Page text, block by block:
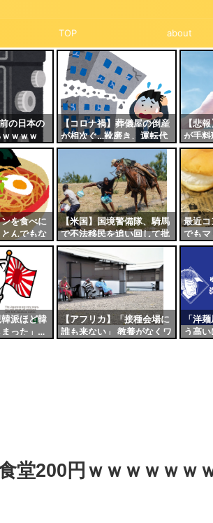
TOP about
の日本の
ｗｗｗ
【コロナ禍】葬儀屋の倒産
が相次ぐ…靴磨き、運転代
行、多岐にわたる業種が苦
【悲
が手料
が楽し
を食べに
んでもな
まう。店
かす」
【米国】国境警備隊、騎馬
で不法移民を追い回して批
判殺到
最近
でもマ
クリ
派ほど韓
まった」…
【アフリカ】「接種会場に
誰も来ない」 教養がなくワ
「洋
う高
堂200円ｗｗｗｗｗｗ